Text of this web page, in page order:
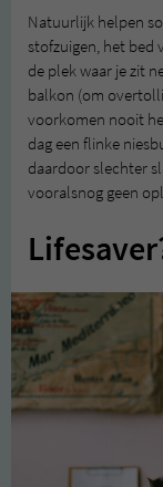
Natuurlijk helpen
stofzuigen, het bed
de plek waar je zit
balkon (om
voorkomen nooit
dag een flinke
daardoor slechter
vooralsnog geen